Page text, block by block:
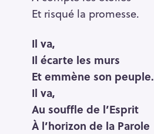
Et risqué la promesse.
Il va,
Il écarte les murs
Et emmène son peuple.
Il va,
Au souffle de l’Esprit
À l’horizon de la Parole